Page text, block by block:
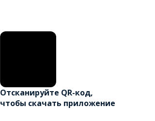
Отсканируйте QR-код,
чтобы скачать приложение